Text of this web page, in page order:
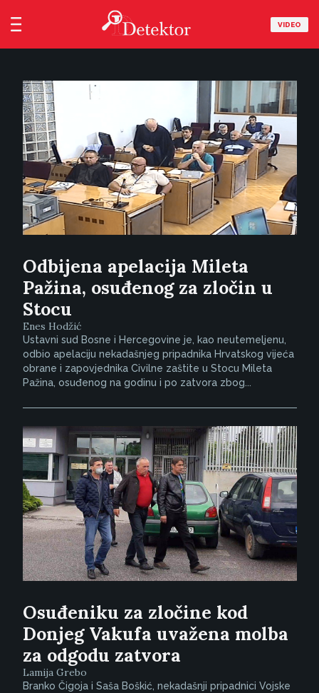
VIDEO
Odbijena apelacija Mileta
Pažina, osuđenog za zločin u
Stocu
Enes Hodžić
Ustavni sud Bosne i Hercegovine je, kao neutemeljenu,
odbio apelaciju nekadašnjeg pripadnika Hrvatskog vijeća
obrane i zapovjednika Civilne zaštite u Stocu Mileta
Pažina, osuđenog na godinu i po zatvora zbog...
Osuđeniku za zločine kod
Donjeg Vakufa uvažena molba
za odgodu zatvora
Lamija Grebo
Branko Čigoja i Saša Boškić, nekadašnji pripadnici Vojske